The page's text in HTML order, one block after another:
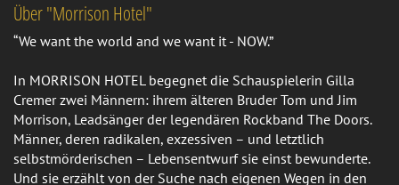
Über "Morrison Hotel"
“We want the world and we want it - NOW.”
In MORRISON HOTEL begegnet die Schauspielerin Gilla
Cremer zwei Männern: ihrem älteren Bruder Tom und Jim
Morrison, Leadsänger der legendären Rockband The Doors.
Männer, deren radikalen, exzessiven – und letztlich
selbstmörderischen – Lebensentwurf sie einst bewunderte.
Und sie erzählt von der Suche nach eigenen Wegen in den